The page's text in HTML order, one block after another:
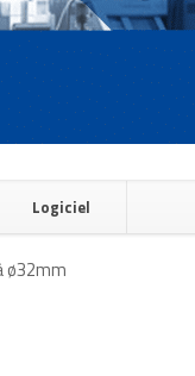
Logiciel
ø32mm